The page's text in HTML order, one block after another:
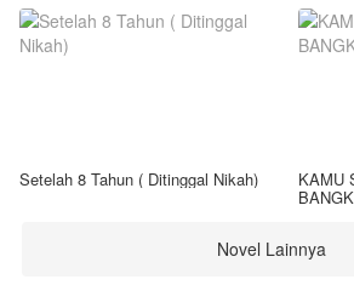
Setelah 8 Tahun ( Ditinggal Nikah) KAMU
Novel Lainnya